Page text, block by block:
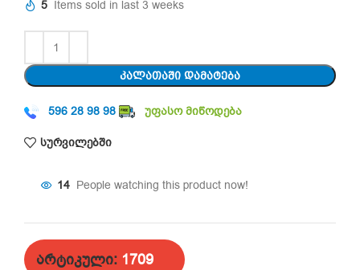
5 Items sold in last 3 weeks
ᲙᲐᲚᲐᲗᲐᲨᲘ ᲓᲐᲛᲐᲢᲔᲑᲐ
596 28 98 98 უფასო მიწოდება
სურვილებში
14 People watching this product now!
არტიკული: 1709